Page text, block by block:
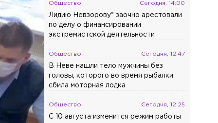
Общество Сегодня, 14:00
Лидию Невзорову* заочно арестовали
по делу о финансировании
экстремистской деятельности
Общество Сегодня, 12:47
В Неве нашли тело мужчины без
головы, которого во время рыбалки
сбила моторная лодка
Общество Сегодня, 12:25
С 10 августа изменится режим работы